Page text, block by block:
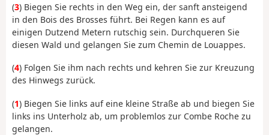
(3) Biegen Sie rechts in den Weg ein, der sanft ansteigend
in den Bois des Brosses führt. Bei Regen kann es auf
einigen Dutzend Metern rutschig sein. Durchqueren Sie
diesen Wald und gelangen Sie zum Chemin de Louappes.
(4) Folgen Sie ihm nach rechts und kehren Sie zur Kreuzung
des Hinwegs zurück.
(1) Biegen Sie links auf eine kleine Straße ab und biegen Sie
links ins Unterholz ab, um problemlos zur Combe Roche zu
gelangen.